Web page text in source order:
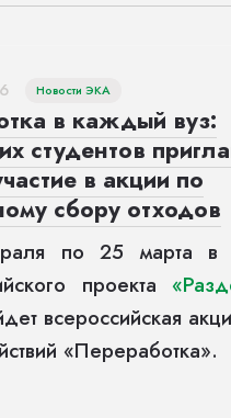
Новости ЭКА
в каждый вуз:
студентов
в акции по
сбору отходов
по 25 марта в
проекта
всероссийская
«Переработка».